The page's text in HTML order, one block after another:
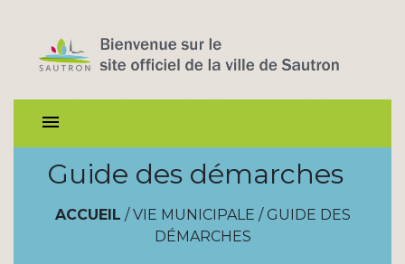
menu
Guide des démarches
ACCUEIL / VIE MUNICIPALE / GUIDE DES
DÉMARCHES